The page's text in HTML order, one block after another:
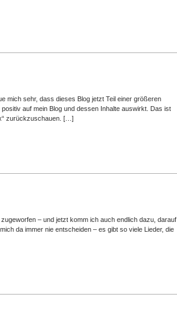
mich sehr, dass dieses Blog jetzt Teil einer größeren
auf mein Blog und dessen Inhalte auswirkt. Das ist
zurückzuschauen. […]
– und jetzt komm ich auch endlich dazu, darauf
da immer nie entscheiden – es gibt so viele Lieder, die